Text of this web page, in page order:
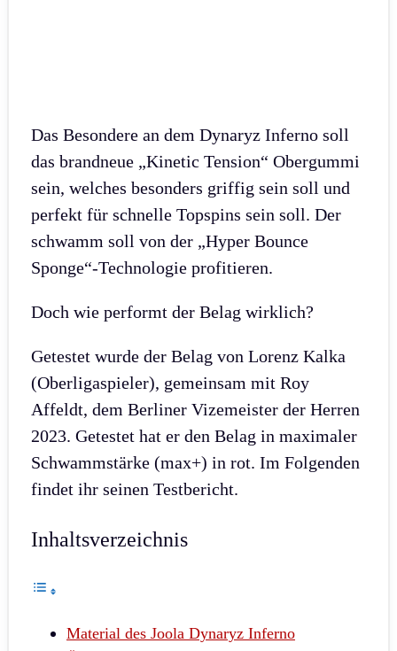
Das Besondere an dem Dynaryz Inferno soll
das brandneue „Kinetic Tension“ Obergummi
sein, welches besonders griffig sein soll und
perfekt für schnelle Topspins sein soll. Der
schwamm soll von der „Hyper Bounce
Sponge“-Technologie profitieren.
Doch wie performt der Belag wirklich?
Getestet wurde der Belag von Lorenz Kalka
(Oberligaspieler), gemeinsam mit Roy
Affeldt, dem Berliner Vizemeister der Herren
2023. Getestet hat er den Belag in maximaler
Schwammstärke (max+) in rot. Im Folgenden
findet ihr seinen Testbericht.
Inhaltsverzeichnis
Material des Joola Dynaryz Inferno